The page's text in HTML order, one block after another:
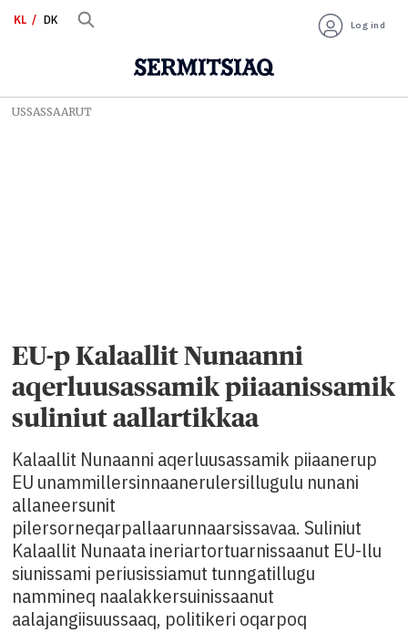
KL DK Log ind
USSASSAARUT
EU-p Kalaallit Nunaanni
aqerluusassamik piiaanissamik
suliniut aallartikkaa
Kalaallit Nunaanni aqerluusassamik piiaanerup
EU unammillersinnaanerulersillugulu nunani
allaneersunit
pilersorneqarpallaarunnaarsissavaa. Suliniut
Kalaallit Nunaata ineriartortuarnissaanut EU-llu
siunissami periusissiamut tunngatillugu
nammineq naalakkersuinissaanut
aalajangiisuussaaq, politikeri oqarpoq